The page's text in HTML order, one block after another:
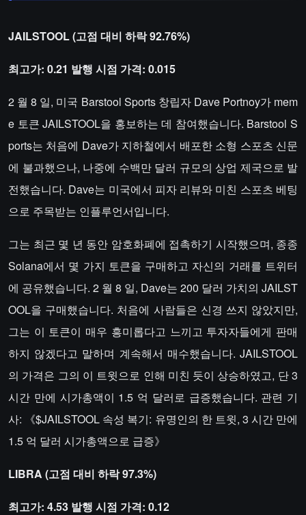
JAILSTOOL (고점 대비 하락 92.76%)
최고가: 0.21 발행 시점 가격: 0.015
2 월 8 일, 미국 Barstool Sports 창립자 Dave Portnoy가 mem
e 토큰 JAILSTOOL을 홍보하는 데 참여했습니다. Barstool S
ports는 처음에 Dave가 지하철에서 배포한 소형 스포츠 신문
에 불과했으나, 나중에 수백만 달러 규모의 상업 제국으로 발
전했습니다. Dave는 미국에서 피자 리뷰와 미친 스포츠 베팅
으로 주목받는 인플루언서입니다.
그는 최근 몇 년 동안 암호화폐에 접촉하기 시작했으며, 종종
Solana에서 몇 가지 토큰을 구매하고 자신의 거래를 트위터
에 공유했습니다. 2 월 8 일, Dave는 200 달러 가치의 JAILST
OOL을 구매했습니다. 처음에 사람들은 신경 쓰지 않았지만,
그는 이 토큰이 매우 흥미롭다고 느끼고 투자자들에게 판매
하지 않겠다고 말하며 계속해서 매수했습니다. JAILSTOOL
의 가격은 그의 이 트윗으로 인해 미친 듯이 상승하였고, 단 3
시간 만에 시가총액이 1.5 억 달러로 급증했습니다. 관련 기
사: 《$JAILSTOOL 속성 복기: 유명인의 한 트윗, 3 시간 만에
1.5 억 달러 시가총액으로 급증》
LIBRA (고점 대비 하락 97.3%)
최고가: 4.53 발행 시점 가격: 0.12